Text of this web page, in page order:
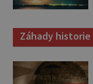
Záhady historie